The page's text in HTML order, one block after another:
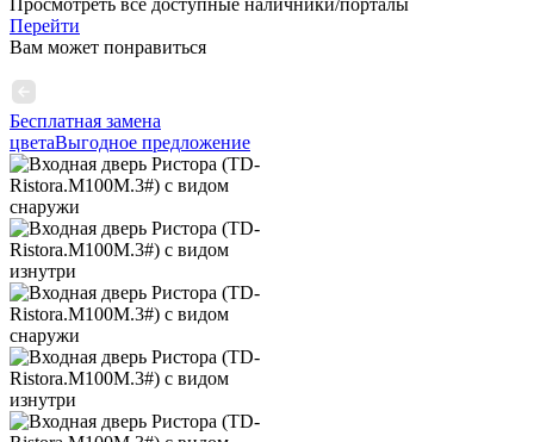
Просмотреть все доступные наличники/порталы
Перейти
Вам может понравиться
Бесплатная замена
цветаВыгодное предложение